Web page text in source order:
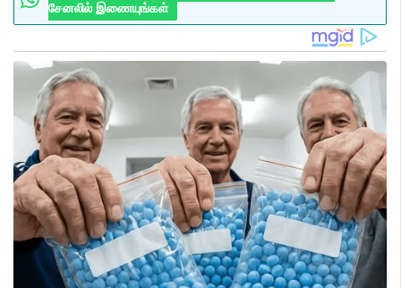
சேனலில் இணையுங்கள்